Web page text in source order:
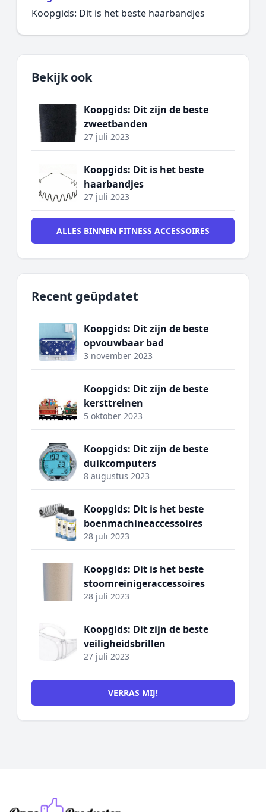
Koopgids: Dit is het beste haarbandjes
Bekijk ook
Koopgids: Dit zijn de beste
zweetbanden
27 juli 2023
Koopgids: Dit is het beste
haarbandjes
27 juli 2023
ALLES BINNEN FITNESS ACCESSOIRES
Recent geüpdatet
Koopgids: Dit zijn de beste
opvouwbaar bad
3 november 2023
Koopgids: Dit zijn de beste
kersttreinen
5 oktober 2023
Koopgids: Dit zijn de beste
duikcomputers
8 augustus 2023
Koopgids: Dit is het beste
boenmachineaccessoires
28 juli 2023
Koopgids: Dit is het beste
stoomreinigeraccessoires
28 juli 2023
Koopgids: Dit zijn de beste
veiligheidsbrillen
27 juli 2023
VERRAS MIJ!